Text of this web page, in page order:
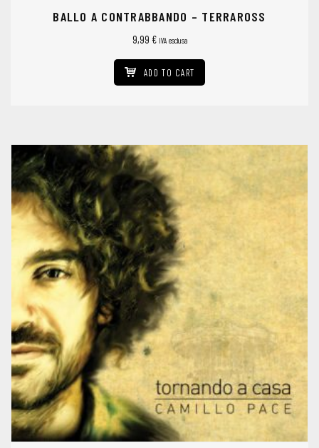
BALLO A CONTRABBANDO – TERRAROSS
9,99 € IVA esclusa
ADD TO CART